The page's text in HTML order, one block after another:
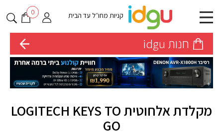
קניות מחו״ל עד הבית 0
חנות idgu
מקלדת אלחוטית LOGITECH KEYS TO
GO